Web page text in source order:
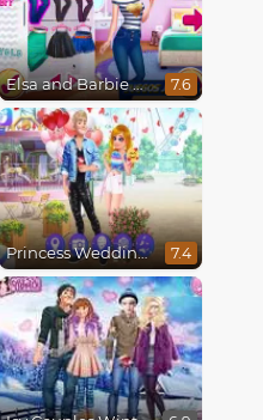
Elsa and Barbie Blind Date 7.6
Princess Wedding Drama 7.4